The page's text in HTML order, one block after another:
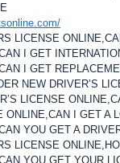
LICENSE
I GET
I GET
NEW DRIVER’S
LICENSE
ONLINE,CAN I GET A
YOU GET A
LICENSE
YOU GET YOUR